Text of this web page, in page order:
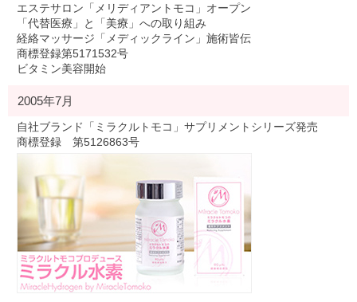
エステサロン「メリディアントモコ」オープン
「代替医療」と「美療」への取り組み
経絡マッサージ「メディックライン」施術皆伝
商標登録第5171532号
ビタミン美容開始
2005年7月
自社ブランド「ミラクルトモコ」サプリメントシリーズ発売
商標登録 第5126863号